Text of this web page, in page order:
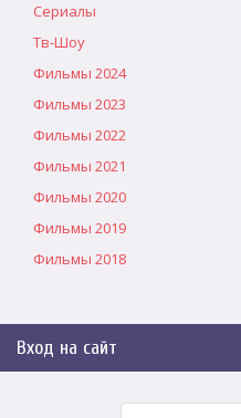
Сериалы
Тв-Шоу
Фильмы 2024
Фильмы 2023
Фильмы 2022
Фильмы 2021
Фильмы 2020
Фильмы 2019
Фильмы 2018
Вход на сайт